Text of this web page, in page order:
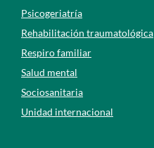
Psicogeriatría
Rehabilitación traumatológica
Respiro familiar
Salud mental
Sociosanitaria
Unidad internacional